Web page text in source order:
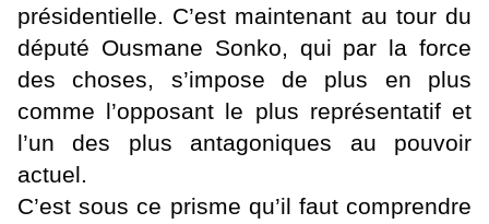
présidentielle. C’est maintenant au tour du
député Ousmane Sonko, qui par la force
des choses, s’impose de plus en plus
comme l’opposant le plus représentatif et
l’un des plus antagoniques au pouvoir
actuel.
C’est sous ce prisme qu’il faut comprendre